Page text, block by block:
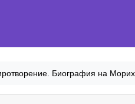
Биография на